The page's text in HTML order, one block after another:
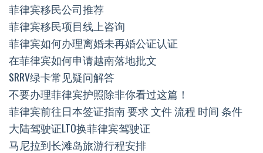
菲律宾移民公司推荐
菲律宾移民项目线上咨询
菲律宾如何办理离婚未再婚公证认证
在菲律宾如何申请越南落地批文
SRRV绿卡常见疑问解答
不要办理菲律宾护照除非你看过这篇！
菲律宾前往日本签证指南 要求 文件 流程 时间 条件
大陆驾驶证LTO换菲律宾驾驶证
马尼拉到长滩岛旅游行程安排